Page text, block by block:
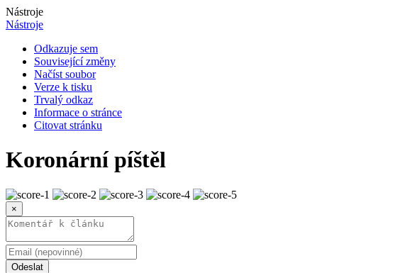
Nástroje
Nástroje
Odkazuje sem
Související změny
Načíst soubor
Verze k tisku
Trvalý odkaz
Informace o stránce
Citovat stránku
Koronární píštěl
×
Odeslat